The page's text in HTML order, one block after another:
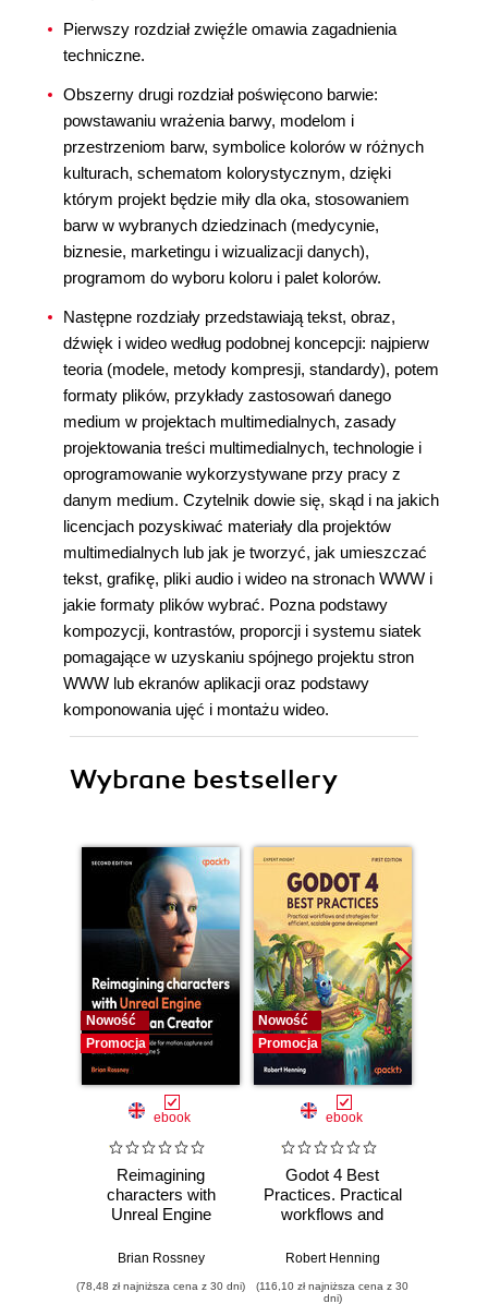
Pierwszy rozdział zwięźle omawia zagadnienia
techniczne.
Obszerny drugi rozdział poświęcono barwie:
powstawaniu wrażenia barwy, modelom i
przestrzeniom barw, symbolice kolorów w różnych
kulturach, schematom kolorystycznym, dzięki
którym projekt będzie miły dla oka, stosowaniem
barw w wybranych dziedzinach (medycynie,
biznesie, marketingu i wizualizacji danych),
programom do wyboru koloru i palet kolorów.
Następne rozdziały przedstawiają tekst, obraz,
dźwięk i wideo według podobnej koncepcji: najpierw
teoria (modele, metody kompresji, standardy), potem
formaty plików, przykłady zastosowań danego
medium w projektach multimedialnych, zasady
projektowania treści multimedialnych, technologie i
oprogramowanie wykorzystywane przy pracy z
danym medium. Czytelnik dowie się, skąd i na jakich
licencjach pozyskiwać materiały dla projektów
multimedialnych lub jak je tworzyć, jak umieszczać
tekst, grafikę, pliki audio i wideo na stronach WWW i
jakie formaty plików wybrać. Pozna podstawy
kompozycji, kontrastów, proporcji i systemu siatek
pomagające w uzyskaniu spójnego projektu stron
WWW lub ekranów aplikacji oraz podstawy
komponowania ujęć i montażu wideo.
Wybrane bestsellery
Nowość
Promocja
ebook
Reimagining
characters with
Unreal Engine
Creator. A
guide for motion
Brian Rossney
(78,48 zł najniższa cena z 30 dni)
Nowość
Promocja
ebook
Godot 4 Best
Practices. Practical
workflows and
efficient, scalable
Robert Henning
(116,10 zł najniższa cena z 30
dni)